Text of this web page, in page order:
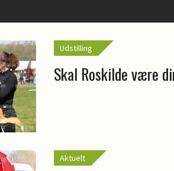
Udstilling
Skal Roskilde være
Aktuelt